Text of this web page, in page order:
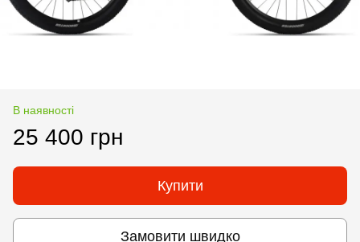
В наявності
25 400 грн
Купити
Замовити швидко